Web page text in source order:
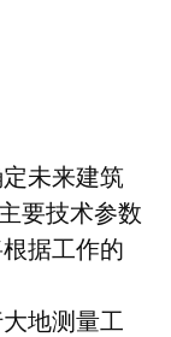
未来建筑
要技术参数
据工作的
地测量工